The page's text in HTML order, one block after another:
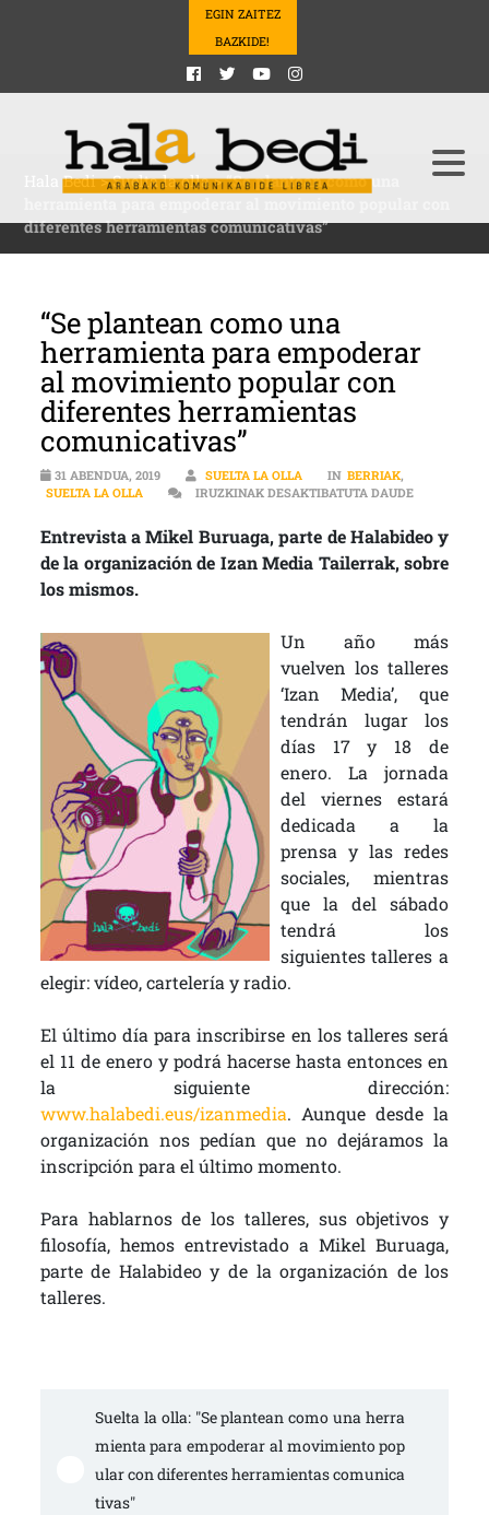
EGIN ZAITEZ
BAZKIDE!
Hala Bedi>Suelta la olla>“Se plantean como una
diferentes herramientas comunicativas”
“Se plantean como una
herramienta para empoderar
al movimiento popular con
diferentes herramientas
comunicativas”
31 ABENDUA, 2019 SUELTA LA OLLA IN BERRIAK,
SUELTA LA OLLA
IRUZKINAK DESAKTIBATUTA DAUDE“SE
Entrevista a Mikel Buruaga, parte de Halabideo y
de la organización de Izan Media Tailerrak, sobre
los mismos.
Un año más
vuelven los talleres
‘Izan Media’, que
tendrán lugar los
días 17 y 18 de
enero. La jornada
del viernes estará
dedicada a la
prensa y las redes
sociales, mientras
que la del sábado
tendrá los
siguientes talleres a
elegir: vídeo, cartelería y radio.
El último día para inscribirse en los talleres será
el 11 de enero y podrá hacerse hasta entonces en
la siguiente dirección:
www.halabedi.eus/izanmedia. Aunque desde la
organización nos pedían que no dejáramos la
inscripción para el último momento.
Para hablarnos de los talleres, sus objetivos y
filosofía, hemos entrevistado a Mikel Buruaga,
parte de Halabideo y de la organización de los
talleres.
Suelta la olla: "Se plantean como una herra
mienta para empoderar al movimiento pop
ular con diferentes herramientas comunica
tivas"